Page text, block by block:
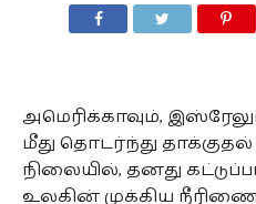
அமெரிக்காவும்,
மீது தொடர்ந்து
நிலையில், தனது
உலகின் முக்கிய